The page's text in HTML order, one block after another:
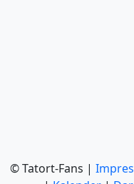
© Tatort-Fans |